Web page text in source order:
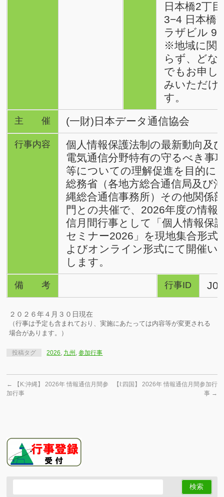
日本橋2丁目
3−4 日本橋
ラザビル 9F
※地域に関
らず、どな
でもお申し
みいただけ
す。
主催 (一財)日本データ通信協会
行事内容
個人情報保護法制の最新動向及
電気通信分野特有の守るべき事
等についての理解促進を目的に
総務省（各地方総合通信局及び沖
縄総合通信事務所）その他関係
門との共催で、2026年度の情報
信月間行事として「個人情報保
セミナー2026」を現地集合形式
よびオンライン形式にて開催い
します。
備考 行事ID
２０２６年４月３０日現在
（行事は予定も含まれており、実施にあたっては内容等が変更される
場合があります。）
投稿タグ 2026, 九州 ,参加行事
←
【K:沖縄】 2026年 情報通信月間参
加行事
【I:四国】 2026年 情報通信月間参加行
事 →